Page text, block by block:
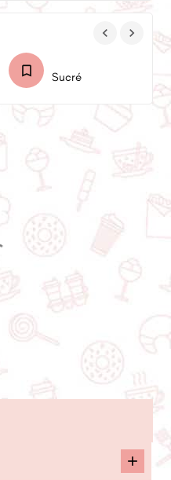
keyboard_arrow_left keyboard_arrow_right
Sucré